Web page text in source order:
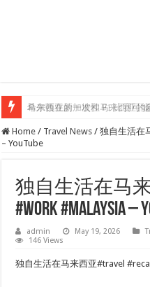
希尔顿在新加坡和马来西亚的
马来西亚的一次性 F1 比赛可
Home / Travel News / 独自生活在
– YouTube
独自生活在马来
#work #malaysia –
admin May 19, 2026
146 Views
独自生活在马来西亚#travel